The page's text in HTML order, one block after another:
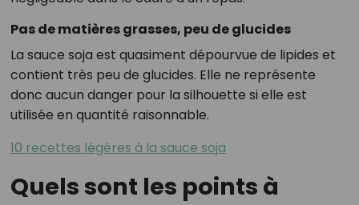
Pas de matières grasses, peu de glucides
La sauce soja est quasiment dépourvue de lipides et
contient très peu de glucides. Elle ne représente
donc aucun danger pour la silhouette si elle est
utilisée en quantité raisonnable.
10 recettes légères à la sauce soja
Quels sont les points à